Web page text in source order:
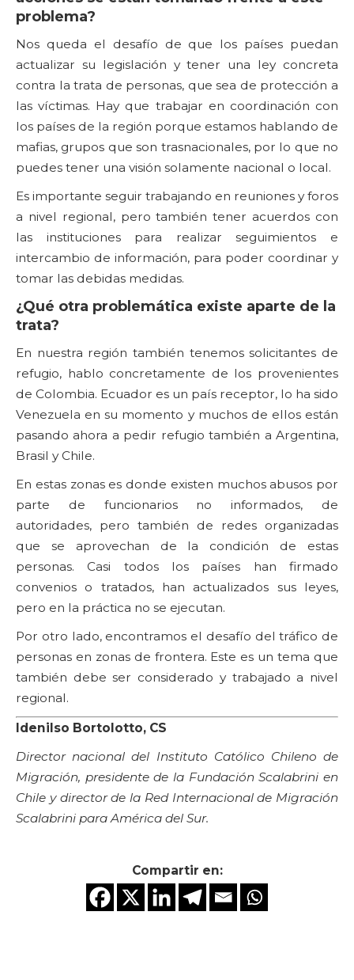
problema?
Nos queda el desafío de que los países puedan
actualizar su legislación y tener una ley concreta
contra la trata de personas, que sea de protección a
las víctimas. Hay que trabajar en coordinación con
los países de la región porque estamos hablando de
mafias, grupos que son trasnacionales, por lo que no
puedes tener una visión solamente nacional o local.
Es importante seguir trabajando en reuniones y foros
a nivel regional, pero también tener acuerdos con
las instituciones para realizar seguimientos e
intercambio de información, para poder coordinar y
tomar las debidas medidas.
¿Qué otra problemática existe aparte de la
trata?
En nuestra región también tenemos solicitantes de
refugio, hablo concretamente de los provenientes
de Colombia. Ecuador es un país receptor, lo ha sido
Venezuela en su momento y muchos de ellos están
pasando ahora a pedir refugio también a Argentina,
Brasil y Chile.
En estas zonas es donde existen muchos abusos por
parte de funcionarios no informados, de
autoridades, pero también de redes organizadas
que se aprovechan de la condición de estas
personas. Casi todos los países han firmado
convenios o tratados, han actualizados sus leyes,
pero en la práctica no se ejecutan.
Por otro lado, encontramos el desafío del tráfico de
personas en zonas de frontera. Este es un tema que
también debe ser considerado y trabajado a nivel
regional.
Idenilso Bortolotto, CS
Director nacional del Instituto Católico Chileno de
Migración, presidente de la Fundación Scalabrini en
Chile y director de la Red Internacional de Migración
Scalabrini para América del Sur.
Compartir en: